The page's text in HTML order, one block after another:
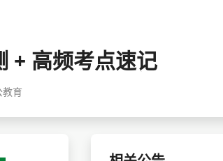
蒙古 内蒙古
+ 高频考点速记
教育